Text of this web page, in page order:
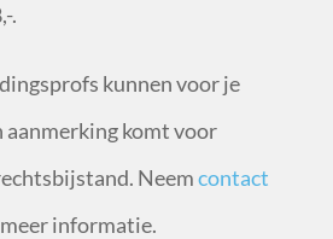
.
kunnen voor je
aanmerking komt voor
Neemcontact
informatie.